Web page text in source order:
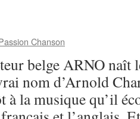
:
a
été
vaincu
par
Chanson
belge ARNO naît
nom d’Arnold
à la musique qu’il